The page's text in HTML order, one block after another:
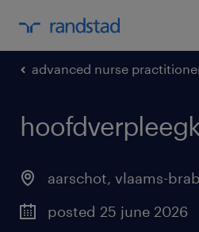
advanced nurse
aarschot, vlaams-
posted 25 june 2026